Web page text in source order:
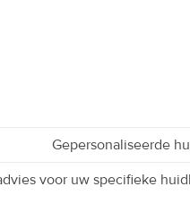
Gepersonaliseerde
voor uw specifieke